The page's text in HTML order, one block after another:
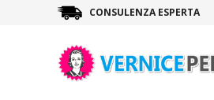
CONSULENZA ESPERTA